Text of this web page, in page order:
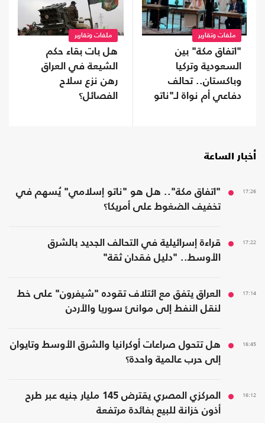
ملفات وتقارير
"اتفاق مكة" بين
السعودية وتركيا
وباكستان.. تحالف
دفاعي أم نواة لـ"ناتو
ملفات وتقارير
هل بات بقاء حكم
الشيعة في العراق
رهن نزع سلاح
الفصائل؟
أخبار الساعة
17:26
"اتفاق مكة".. هل هو "ناتو إسلامي" يُسهم في
تخفيف الضغوط على أمريكا؟
17:22
قراءة إسرائيلية في التحالف الجديد بالشرق
الأوسط.. "دليل فقدان ثقة"
17:14
العراق يتفق مع ائتلاف تقوده "شيفرون" على خط
لنقل النفط إلى موانئ سوريا والأردن
16:45
هل تتحول صراعات أوكرانيا والشرق الأوسط وتايوان
إلى حرب عالمية واحدة؟
16:12
المركزي المصري يقترض 145 مليار جنيه عبر طرح
أذون خزانة للبيع بفائدة مرتفعة